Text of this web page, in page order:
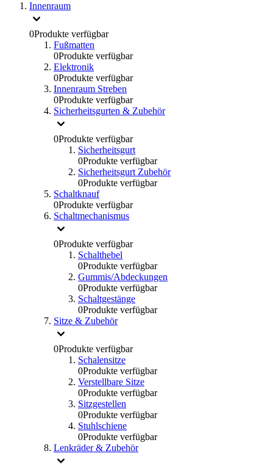
Innenraum
0Produkte verfügbar
Fußmatten
0Produkte verfügbar
Elektronik
0Produkte verfügbar
Innenraum Streben
0Produkte verfügbar
Sicherheitsgurten & Zubehör
0Produkte verfügbar
Sicherheitsgurt
0Produkte verfügbar
Sicherheitsgurt Zubehör
0Produkte verfügbar
Schaltknauf
0Produkte verfügbar
Schaltmechanismus
0Produkte verfügbar
Schalthebel
0Produkte verfügbar
Gummis/Abdeckungen
0Produkte verfügbar
Schaltgestänge
0Produkte verfügbar
Sitze & Zubehör
0Produkte verfügbar
Schalensitze
0Produkte verfügbar
Verstellbare Sitze
0Produkte verfügbar
Sitzgestellen
0Produkte verfügbar
Stuhlschiene
0Produkte verfügbar
Lenkräder & Zubehör